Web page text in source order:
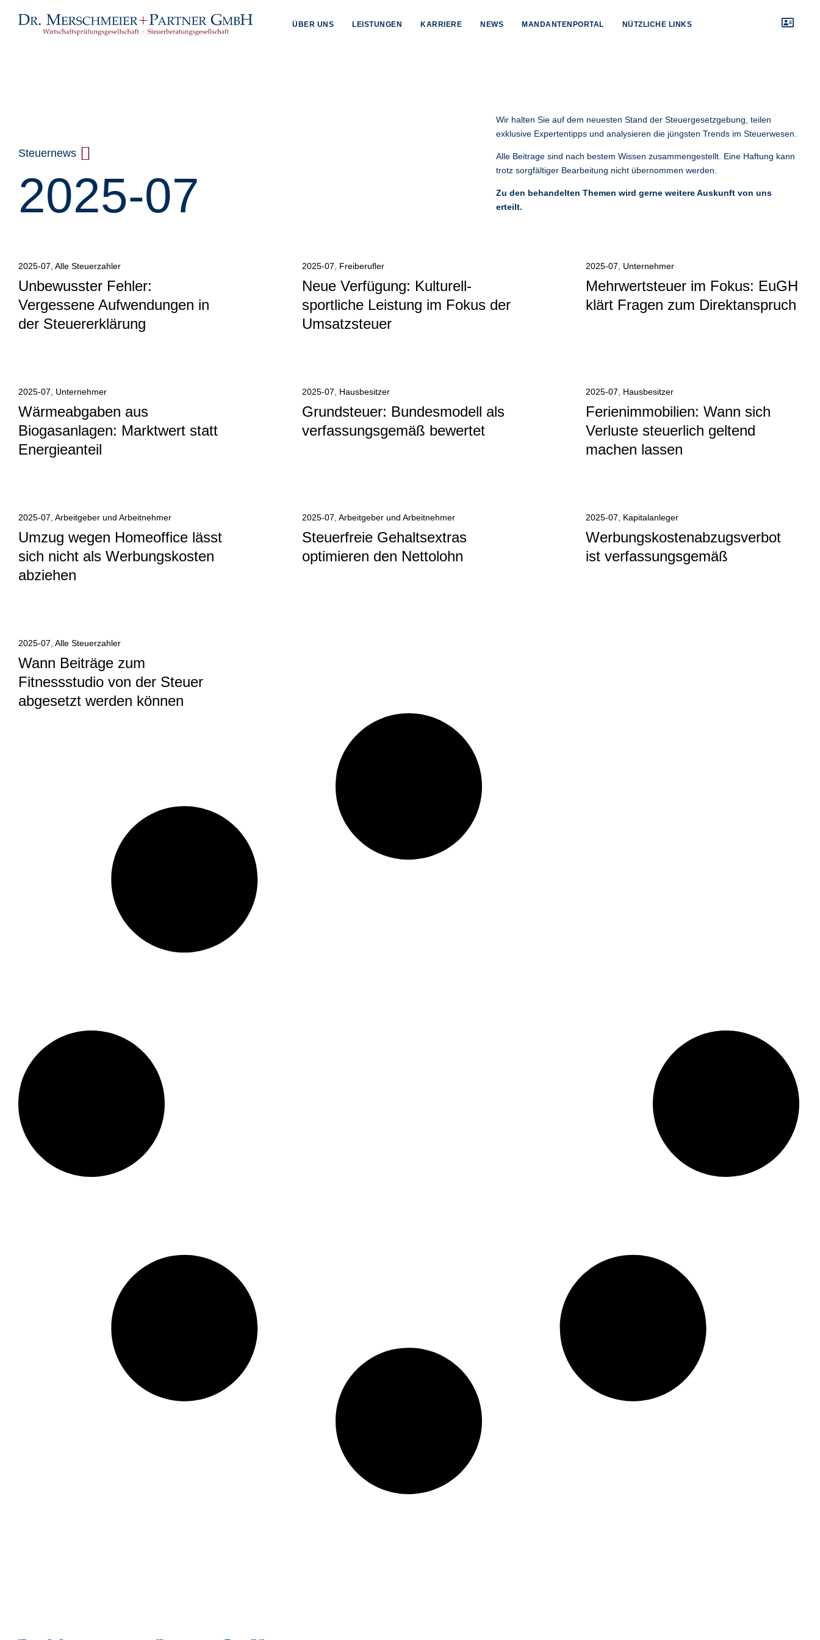
ÜBER UNS LEISTUNGEN KARRIERE NEWS MANDANTENPORTAL NÜTZLICHE LINKS
Steuernews
2025-07
Wir halten Sie auf dem neuesten Stand der Steuergesetzgebung, teilen
exklusive Expertentipps und analysieren die jüngsten Trends im Steuerwesen.
Alle Beitrage sind nach bestem Wissen zusammengestellt. Eine Haftung kann
trotz sorgfältiger Bearbeitung nicht übernommen werden.
Zu den behandelten Themen wird gerne weitere Auskunft von uns
erteilt.
2025-07 Alle Steuerzahler
Unbewusster Fehler:
Vergessene Aufwendungen in
der Steuererklärung
2025-07 Freiberufler
Neue Verfügung: Kulturell-
sportliche Leistung im Fokus der
Umsatzsteuer
2025-07 Unternehmer
Mehrwertsteuer im Fokus: EuGH
klärt Fragen zum Direktanspruch
2025-07 Unternehmer
Wärmeabgaben aus
Biogasanlagen: Marktwert statt
Energieanteil
2025-07 Hausbesitzer
Grundsteuer: Bundesmodell als
verfassungsgemäß bewertet
2025-07 Hausbesitzer
Ferienimmobilien: Wann sich
Verluste steuerlich geltend
machen lassen
2025-07 Arbeitgeber und Arbeitnehmer
Umzug wegen Homeoffice lässt
sich nicht als Werbungskosten
abziehen
2025-07 Arbeitgeber und Arbeitnehmer
Steuerfreie Gehaltsextras
optimieren den Nettolohn
2025-07 Kapitalanleger
Werbungskostenabzugsverbot
ist verfassungsgemäß
2025-07 Alle Steuerzahler
Wann Beiträge zum
Fitnessstudio von der Steuer
abgesetzt werden können